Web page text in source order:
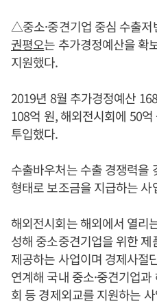
△중소·중견기업 중심 수출저
권평오는 추가경정예산을 확
지원했다.
2019년 8월 추가경정예산
108억 원, 해외전시회에 50
투입했다.
수출바우처는 수출 경쟁력을
형태로 보조금을 지급하는 사
해외전시회는 해외에서 열리
성해 중소중견기업을 위한
제공하는 사업이며 경제사절
연계해 국내 중소·중견기업
회 등 경제외교를 지원하는